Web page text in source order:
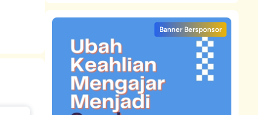
Banner Bersponsor